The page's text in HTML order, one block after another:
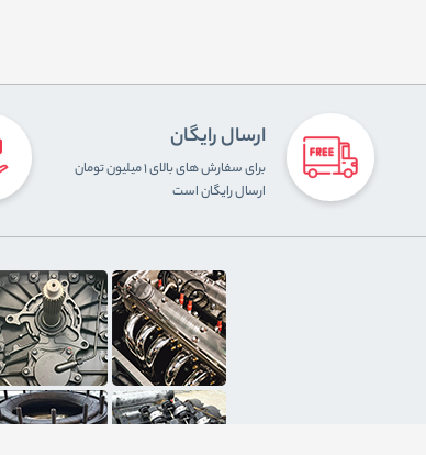
ارسال رایگان
برای سفارش های بالای ۱ میلیون تومان
ارسال رایگان است